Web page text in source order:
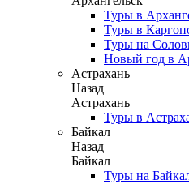
Туры в
Туры в
Туры на
Новый год в
Астрахань
Назад
Астрахань
Туры в
Байкал
Назад
Байкал
Туры на